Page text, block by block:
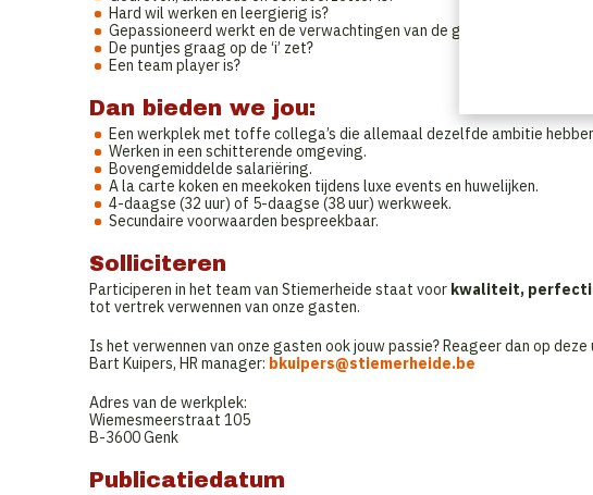
Hard wil werken en leergierig is?
Gepassioneerd werkt en de verwachtingen van de gasten wilt
De puntjes graag op de ‘i’ zet?
Een team player is?
Dan bieden we jou:
Een werkplek met toffe collega’s die allemaal dezelfde ambitie
Werken in een schitterende omgeving.
Bovengemiddelde salariëring.
A la carte koken en meekoken tijdens luxe events en huwelijken.
4-daagse (32 uur) of 5-daagse (38 uur) werkweek.
Secundaire voorwaarden bespreekbaar.
Solliciteren
Participeren in het team van Stiemerheide staat voor kwaliteit,
tot vertrek verwennen van onze gasten.
Is het verwennen van onze gasten ook jouw passie? Reageer dan op
Bart Kuipers, HR manager: bkuipers@stiemerheide.be
Adres van de werkplek:
Wiemesmeerstraat 105
B-3600 Genk
Publicatiedatum